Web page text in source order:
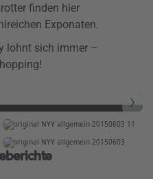
finden hier
Exponaten.
lohnt sich immer –